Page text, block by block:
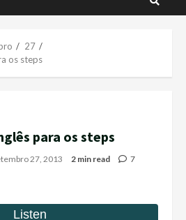
27
os steps
para os steps
27, 2013 2 min read 7